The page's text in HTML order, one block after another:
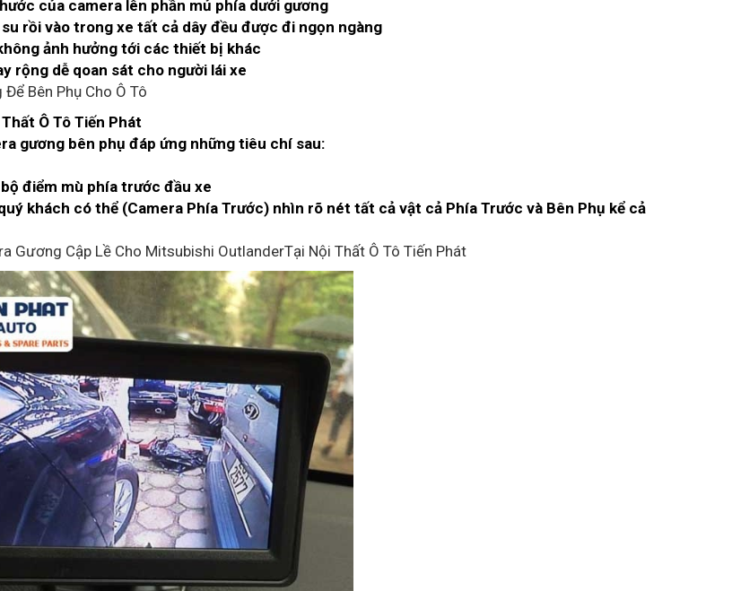
của camera lên phần mủ phía dưới gương
rồi vào trong xe tất cả dây đều được đi ngọn ngàng
ảnh hưởng tới các thiết bị khác
rộng dễ qoan sát cho người lái xe
Bên Phụ Cho Ô Tô
Ô Tô Tiến Phát
gương bên phụ đáp ứng những tiêu chí sau:
điểm mù phía trước đầu xe
khách có thể (Camera Phía Trước) nhìn rõ nét tất cả vật cả Phía Trước và Bên Phụ kể cả
Gương Cập Lề Cho Mitsubishi OutlanderTại Nội Thất Ô Tô Tiến Phát